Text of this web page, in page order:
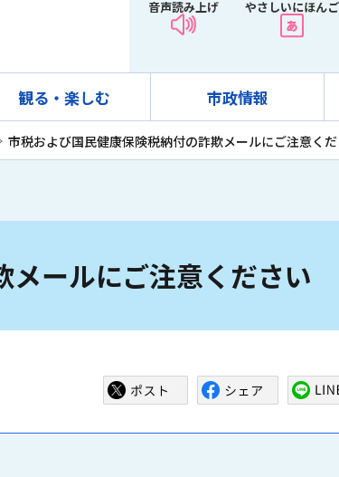
音声読み上げ やさしいにほんご
観る・楽しむ 市政情報
市税および国民健康保険税納付の詐欺メールにご注意く
ールにご注意ください